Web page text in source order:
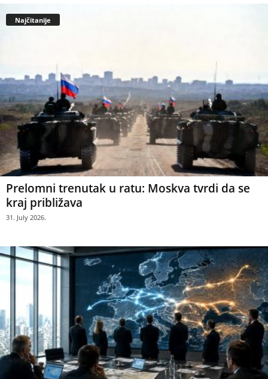
Najčitanije
Prelomni trenutak u ratu: Moskva tvrdi da se
kraj približava
31. July 2026.